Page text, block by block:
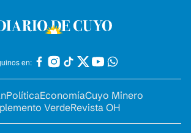
en:
PolíticaEconomíaCuyo Minero
VerdeRevista OH